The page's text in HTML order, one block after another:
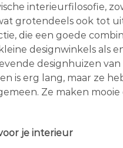
interieurfilosofie,
grotendeels ook tot
die een goede
designwinkels als
designhuizen van
is erg lang, maar ze
Ze maken
je interieur